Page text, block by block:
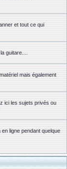
et tout ce qui
guitare....
mais également
ici les sujets privés ou
ligne pendant quelque